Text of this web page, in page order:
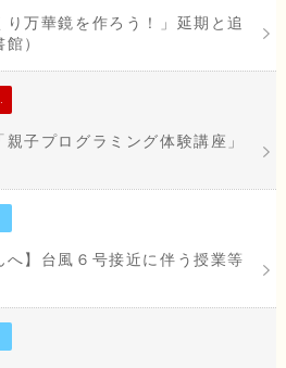
万華鏡を作ろう！」延期と追
）
子プログラミング体験講座」
へ】台風６号接近に伴う授業等